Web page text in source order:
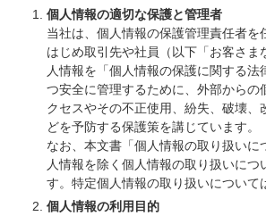
個人情報の適切な保護と管理者
当社は、個人情報の保護管理責任者を
はじめ取引先や社員（以下「お客さま
人情報を「個人情報の保護に関する法
つ安全に管理するために、外部からの
クセスやその不正使用、紛失、破壊、
どを予防する保護策を講じています。
なお、本文書「個人情報の取り扱いに
人情報を除く個人情報の取り扱いにつ
す。特定個人情報の取り扱いについて
個人情報の利用目的